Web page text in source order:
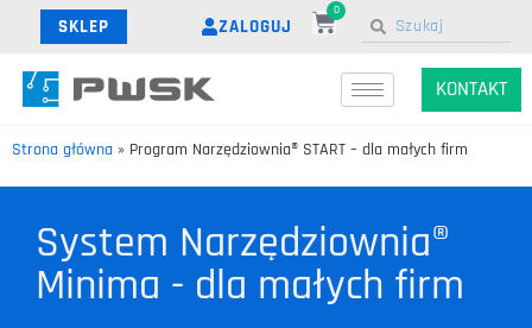
SKLEP ZALOGUJ
0
KONTAKT
Strona główna » Program Narzędziownia® START – dla małych firm
System Narzędziownia®
Minima - dla małych firm